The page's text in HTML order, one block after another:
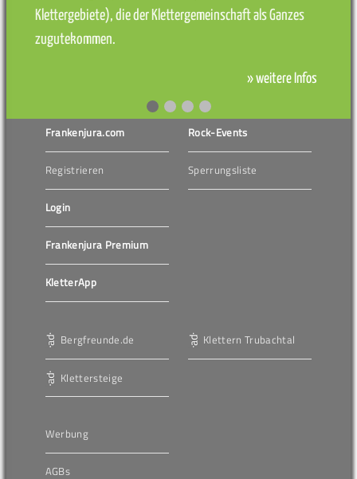
Klettergebiete), die der Klettergemeinschaft als Ganzes
zugutekommen.
» weitere Infos
Frankenjura.com
Registrieren
Login
Frankenjura Premium
KletterApp
Rock-Events
Sperrungsliste
Bergfreunde.de
Klettersteige
Klettern Trubachtal
Werbung
AGBs